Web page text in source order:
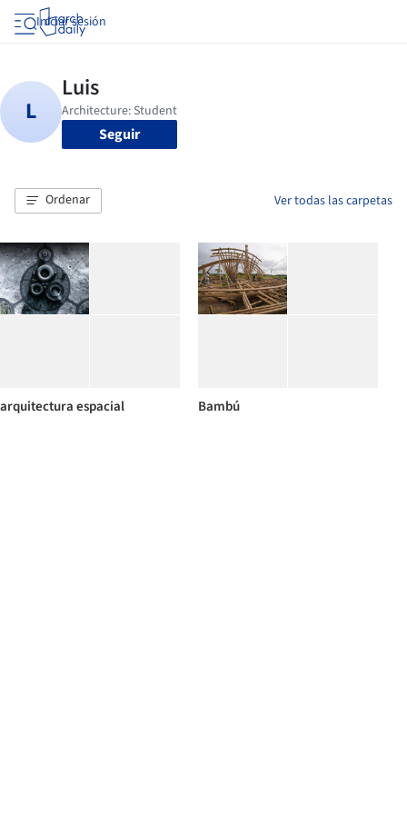
Iniciar sesión
Seguir
Ordenar Ver todas las carpetas
arquitectura espacial Bambú